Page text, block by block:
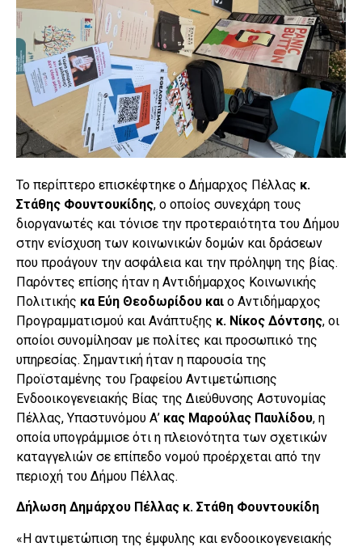
Το περίπτερο επισκέφτηκε ο Δήμαρχος Πέλλας κ.
Στάθης Φουντουκίδης, ο οποίος συνεχάρη τους
διοργανωτές και τόνισε την προτεραιότητα του Δήμου
στην ενίσχυση των κοινωνικών δομών και δράσεων
που προάγουν την ασφάλεια και την πρόληψη της βίας.
Παρόντες επίσης ήταν η Αντιδήμαρχος Κοινωνικής
Πολιτικής κα Εύη Θεοδωρίδου και ο Αντιδήμαρχος
Προγραμματισμού και Ανάπτυξης κ. Νίκος Δόντσης, οι
οποίοι συνομίλησαν με πολίτες και προσωπικό της
υπηρεσίας. Σημαντική ήταν η παρουσία της
Προϊσταμένης του Γραφείου Αντιμετώπισης
Ενδοοικογενειακής Βίας της Διεύθυνσης Αστυνομίας
Πέλλας, Υπαστυνόμου Α’ κας Μαρούλας Παυλίδου, η
οποία υπογράμμισε ότι η πλειονότητα των σχετικών
καταγγελιών σε επίπεδο νομού προέρχεται από την
περιοχή του Δήμου Πέλλας.
Δήλωση Δημάρχου Πέλλας κ. Στάθη Φουντουκίδη
«Η αντιμετώπιση της έμφυλης και ενδοοικογενειακής